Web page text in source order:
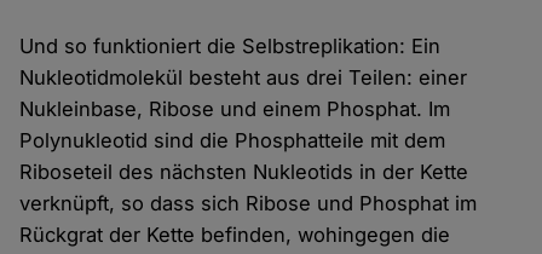
Und so funktioniert die Selbstreplikation: Ein
Nukleotidmolekül besteht aus drei Teilen: einer
Nukleinbase, Ribose und einem Phosphat. Im
Polynukleotid sind die Phosphatteile mit dem
Riboseteil des nächsten Nukleotids in der Kette
verknüpft, so dass sich Ribose und Phosphat im
Rückgrat der Kette befinden, wohingegen die